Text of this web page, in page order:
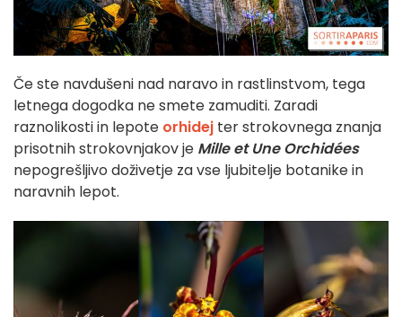
Če ste navdušeni nad naravo in rastlinstvom, tega
letnega dogodka ne smete zamuditi. Zaradi
raznolikosti in lepote orhidej ter strokovnega znanja
prisotnih strokovnjakov je Mille et Une Orchidées
nepogrešljivo doživetje za vse ljubitelje botanike in
naravnih lepot.